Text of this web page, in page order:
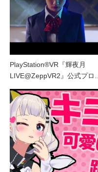
PlayStation®VR『輝夜月
LIVE@ZeppVR2』公式プロ…